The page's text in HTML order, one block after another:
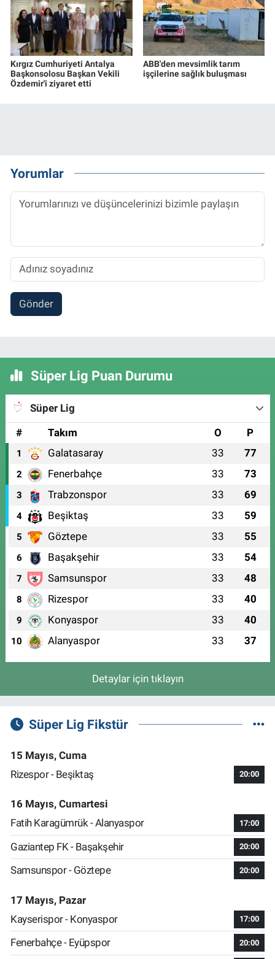
Kırgız Cumhuriyeti Antalya
Başkonsolosu Başkan Vekili
Özdemir'i ziyaret etti
ABB'den mevsimlik tarım
işçilerine sağlık buluşması
Yorumlar
Gönder
Süper Lig Puan Durumu
Süper Lig
#
Takım O P
1 Galatasaray 33 77
2 Fenerbahçe 33 73
3 Trabzonspor 33 69
4 Beşiktaş 33 59
5 Göztepe 33 55
6 Başakşehir 33 54
7 Samsunspor 33 48
8 Rizespor 33 40
9 Konyaspor 33 40
10 Alanyaspor 33 37
Detaylar için tıklayın
Süper Lig Fikstür
15 Mayıs, Cuma
Rizespor - Beşiktaş
20:00
16 Mayıs, Cumartesi
Fatih Karagümrük - Alanyaspor
17:00
Gaziantep FK - Başakşehir 20:00
Samsunspor - Göztepe 20:00
17 Mayıs, Pazar
Kayserispor - Konyaspor
17:00
Fenerbahçe - Eyüpspor 20:00